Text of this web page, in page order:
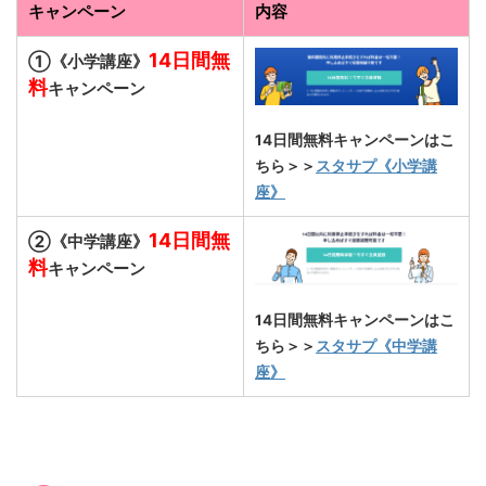
キャンペーン 内容
①《小学講座》 14日間無
料キャンペーン
14日間無料キャンペーンはこ
ちら＞＞ スタサプ《小学講
座》
②《中学講座》 14日間無
料キャンペーン
14日間無料キャンペーンはこ
ちら＞＞ スタサプ《中学講
座》